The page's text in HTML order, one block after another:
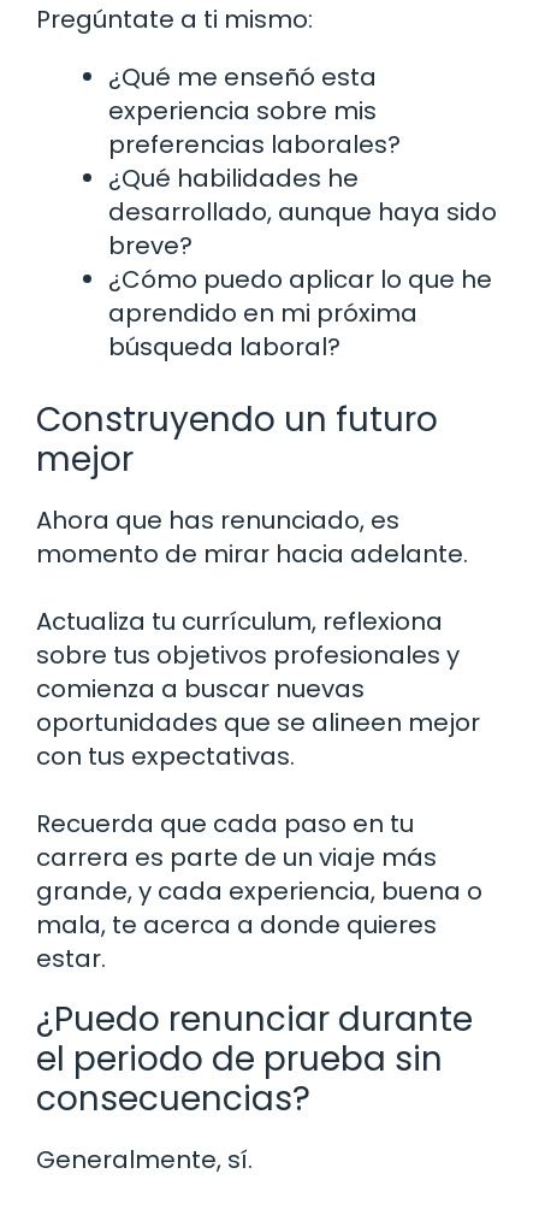
Pregúntate a ti mismo:
¿Qué me enseñó esta
experiencia sobre mis
preferencias laborales?
¿Qué habilidades he
desarrollado, aunque haya sido
breve?
¿Cómo puedo aplicar lo que he
aprendido en mi próxima
búsqueda laboral?
Construyendo un futuro
mejor
Ahora que has renunciado, es
momento de mirar hacia adelante.
Actualiza tu currículum, reflexiona
sobre tus objetivos profesionales y
comienza a buscar nuevas
oportunidades que se alineen mejor
con tus expectativas.
Recuerda que cada paso en tu
carrera es parte de un viaje más
grande, y cada experiencia, buena o
mala, te acerca a donde quieres
estar.
¿Puedo renunciar durante
el periodo de prueba sin
consecuencias?
Generalmente, sí.